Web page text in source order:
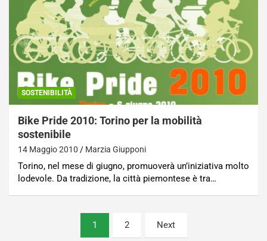
SOSTENIBILITÀ
Bike Pride 2010: Torino per la mobilità
sostenibile
14 Maggio 2010 Marzia Giupponi
Torino, nel mese di giugno, promuoverà un’iniziativa molto
lodevole. Da tradizione, la città piemontese è tra…
1 2 Next